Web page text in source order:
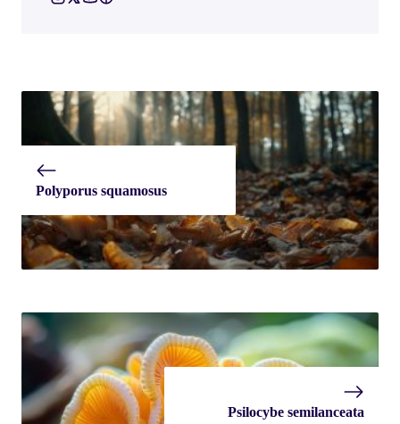
Polyporus squamosus
Psilocybe semilanceata